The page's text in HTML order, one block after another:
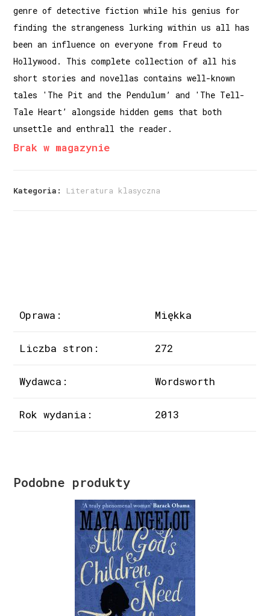
genre of detective fiction while his genius for
finding the strangeness lurking within us all has
been an influence on everyone from Freud to
Hollywood. This complete collection of all his
short stories and novellas contains well-known
tales 'The Pit and the Pendulum’ and 'The Tell-
Tale Heart’ alongside hidden gems that both
unsettle and enthrall the reader.
Brak w magazynie
Kategoria: Literatura klasyczna
Oprawa: Miękka
Liczba stron: 272
Wydawca: Wordsworth
Rok wydania: 2013
Podobne produkty